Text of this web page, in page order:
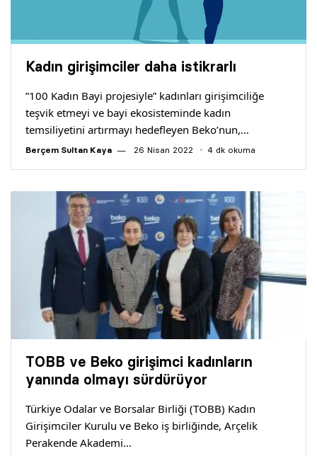
Kadın girişimciler daha istikrarlı
”100 Kadın Bayi projesiyle” kadınları girişimciliğe
teşvik etmeyi ve bayi ekosisteminde kadın
temsiliyetini artırmayı hedefleyen Beko’nun,…
Berçem Sultan Kaya 26 Nisan 2022 4 dk okuma
TOBB ve Beko girişimci kadınların
yanında olmayı sürdürüyor
Türkiye Odalar ve Borsalar Birliği (TOBB) Kadın
Girişimciler Kurulu ve Beko iş birliğinde, Arçelik
Perakende Akademi…